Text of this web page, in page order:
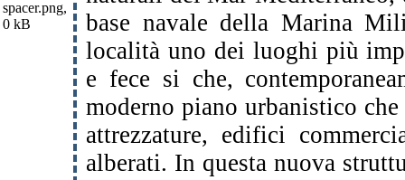
base navale della Marina
località uno dei luoghi più
e fece si che,
moderno piano urbanistico
attrezzature, edifici
alberati. In questa nuova